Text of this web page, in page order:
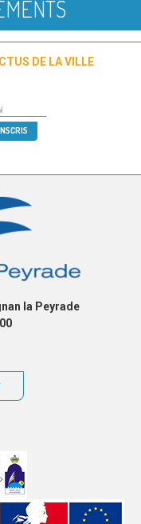
DE LA VILLE
la Peyrade